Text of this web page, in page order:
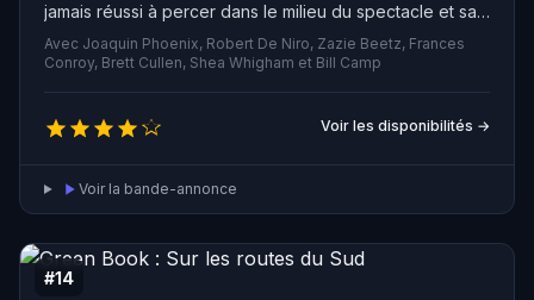
jamais réussi à percer dans le milieu du spectacle et sa
vie devient de plus en plus monotone. Avec le temps, il
sombre dans la folie jusqu'à qu'il devienne le Joker, un
personnage maléfique et terrifiant.
Avec Joaquin Phoenix, Robert De Niro, Zazie Beetz, Frances
Conroy, Brett Cullen, Shea Whigham et Bill Camp
Voir les disponibilités →
Voir la bande-annonce
#14